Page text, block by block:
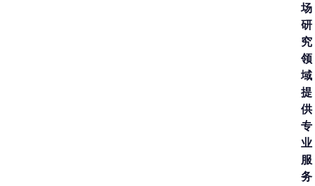
场
研
究
领
域
提
供
专
业
服
务